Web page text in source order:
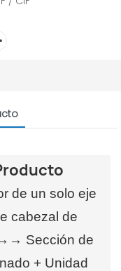
de un solo eje
cabezal de
Sección de
+ Unidad